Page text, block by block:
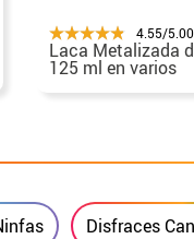
4.55/5.00
Laca Metalizada
125 ml en varios
Disfraces